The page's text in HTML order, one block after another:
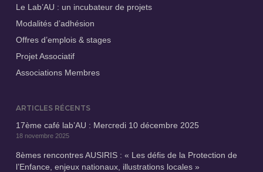
Le Lab’AU : un incubateur de projets
Modalités d’adhésion
Offres d’emplois & stages
Projet Associatif
Associations Membres
ARTICLES RÉCENTS
17ème café lab’AU : Mercredi 10 décembre 2025
18 novembre 2025
8èmes rencontres AUSIRIS : « Les défis de la Protection de
l’Enfance, enjeux nationaux, illustrations locales »